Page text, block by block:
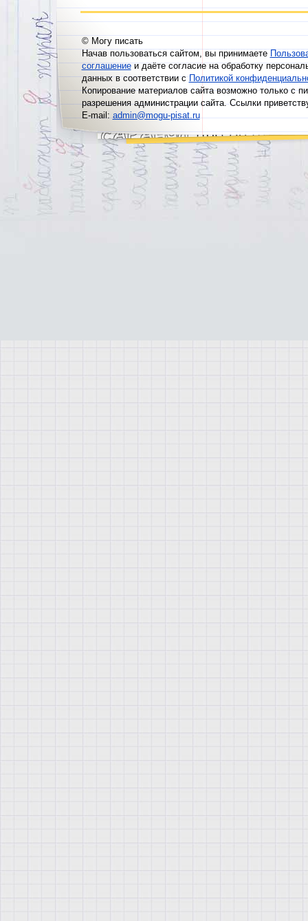
© Могу писать
Начав пользоваться сайтом, вы принимаете
соглашениеи даёте согласие на обработку
данных в соответствии сПолитикой
Копирование материалов сайта возможно только с
разрешения администрации сайта. Ссылки
E-mail:admin@mogu-pisat.ru